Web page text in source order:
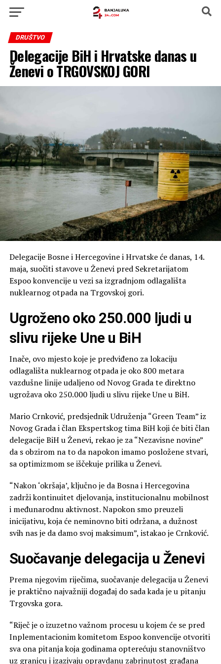
DRUŠTVO
Delegacije BiH i Hrvatske danas u
Ženevi o TRGOVSKOJ GORI
Delegacije Bosne i Hercegovine i Hrvatske će danas, 14.
maja, suočiti stavove u Ženevi pred Sekretarijatom
Espoo konvencije u vezi sa izgradnjom odlagališta
nuklearnog otpada na Trgovskoj gori.
Ugroženo oko 250.000 ljudi u
slivu rijeke Une u BiH
Inače, ovo mjesto koje je predviđeno za lokaciju
odlagališta nuklearnog otpada je oko 800 metara
vazdušne linije udaljeno od Novog Grada te direktno
ugrožava oko 250.000 ljudi u slivu rijeke Une u BiH.
Mario Crnković, predsjednik Udruženja “Green Team” iz
Novog Grada i član Ekspertskog tima BiH koji će biti član
delegacije BiH u Ženevi, rekao je za “Nezavisne novine”
da s obzirom na to da napokon imamo posložene stvari,
sa optimizmom se iščekuje prilika u Ženevi.
“Nakon ‘okršaja’, ključno je da Bosna i Hercegovina
zadrži kontinuitet djelovanja, institucionalnu mobilnost
i međunarodnu aktivnost. Napokon smo preuzeli
inicijativu, koja će neminovno biti održana, a dužnost
svih nas je da damo svoj maksimum”, istakao je Crnković.
Suočavanje delegacija u Ženevi
Prema njegovim riječima, suočavanje delegacija u Ženevi
je praktično najvažniji događaj do sada kada je u pitanju
Trgovska gora.
“Riječ je o izuzetno važnom procesu u kojem će se pred
Inplementacionim komitetom Espoo konvencije otvoriti
sva ona pitanja koja godinama opterećuju stanovništvo
uz granicu i izazivaju opravdanu zabrinutost građana